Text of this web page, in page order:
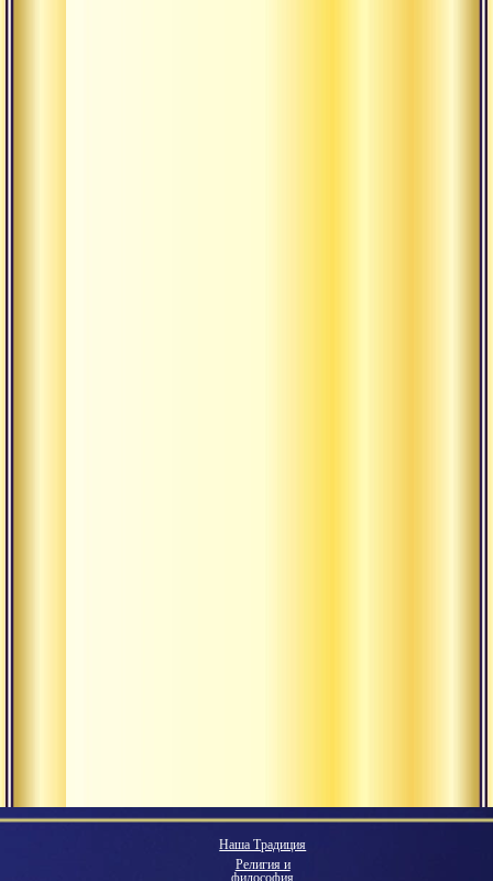
Наша Традиция
Религия и
философия